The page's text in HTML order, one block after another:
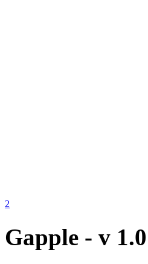
2
Gapple - v 1.0